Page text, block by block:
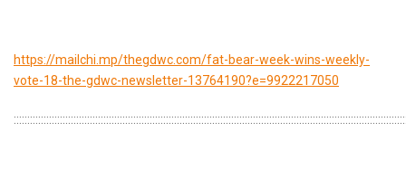
https://mailchi.mp/thegdwc.com/fat-bear-week-wins-weekly-
vote-18-the-gdwc-newsletter-13764190?e=9922217050